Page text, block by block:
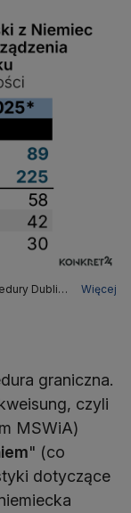
Dublin
Więcej
graniczna.
czyli
MSWiA)
" (co
dotyczące